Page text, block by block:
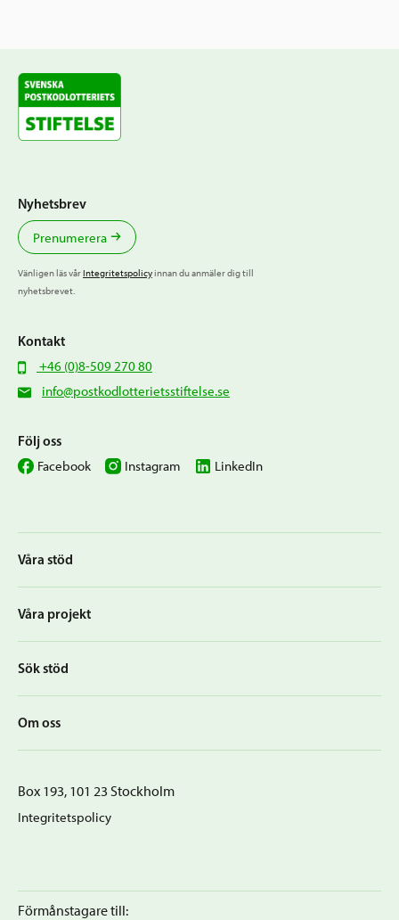
Våra stöd
Våra projekt
Sök stöd
Om oss
Nyhetsbrev
Prenumerera
Vänligen läs vårIntegritetspolicyinnan du anmäler dig till
nyhetsbrevet.
Kontakt
+46 (0)8-509 270 80
info@postkodlotterietsstiftelse.se
Följ oss
Facebook Instagram LinkedIn
Förmånstagare till:
Box 193, 101 23 Stockholm
Integritetspolicy